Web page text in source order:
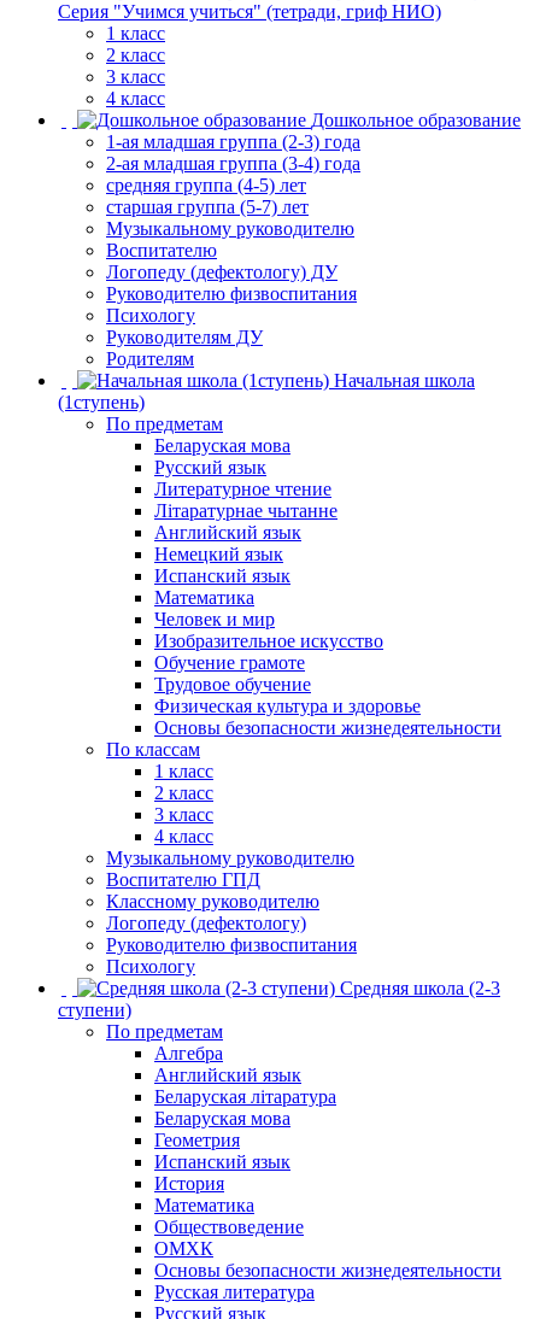
Серия "Учимся учиться" (тетради, гриф НИО)
1 класс
2 класс
3 класс
4 класс
Дошкольное образование
1-ая младшая группа (2-3) года
2-ая младшая группа (3-4) года
средняя группа (4-5) лет
старшая группа (5-7) лет
Музыкальному руководителю
Воспитателю
Логопеду (дефектологу) ДУ
Руководителю физвоспитания
Психологу
Руководителям ДУ
Родителям
Начальная школа
(1ступень)
По предметам
Беларуская мова
Русский язык
Литературное чтение
Літаратурнае чытанне
Английский язык
Немецкий язык
Испанский язык
Математика
Человек и мир
Изобразительное искусство
Обучение грамоте
Трудовое обучение
Физическая культура и здоровье
Основы безопасности жизнедеятельности
По классам
1 класс
2 класс
3 класс
4 класс
Музыкальному руководителю
Воспитателю ГПД
Классному руководителю
Логопеду (дефектологу)
Руководителю физвоспитания
Психологу
Средняя школа (2-3
ступени)
По предметам
Алгебра
Английский язык
Беларуская літаратура
Беларуская мова
Геометрия
Испанский язык
История
Математика
Обществоведение
ОМХК
Основы безопасности жизнедеятельности
Русская литература
Русский язык